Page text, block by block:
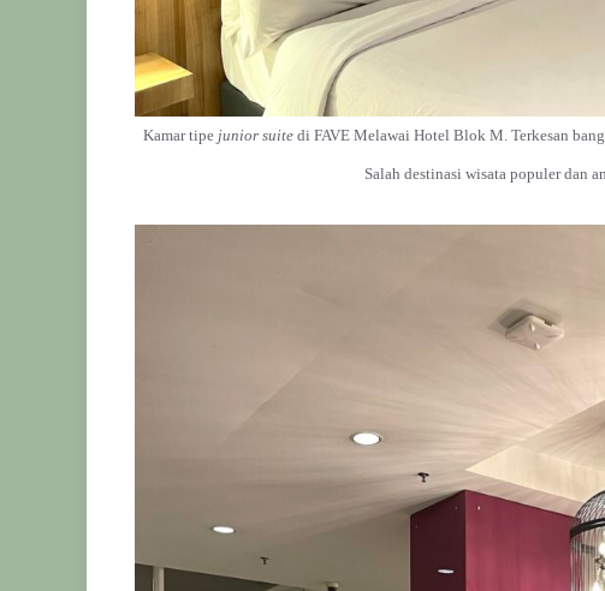
Kamar tipe junior suitedi FAVE Melawai Hotel Blok M. Terkesan
Salah destinasi wisata populer dan